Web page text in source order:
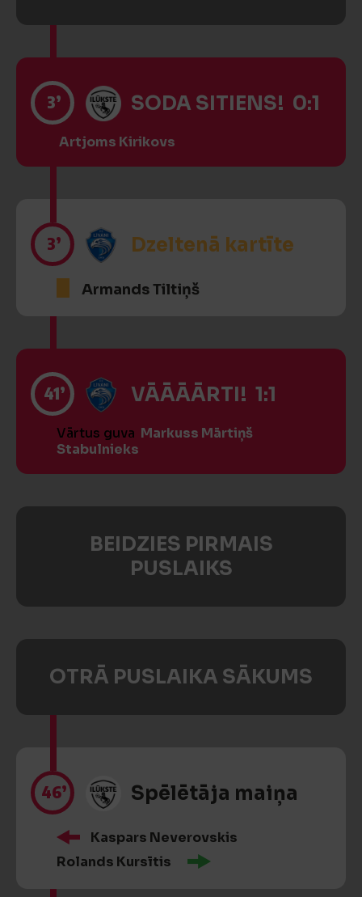
3’ SODA SITIENS! 0:1
Artjoms Kirikovs
3’ Dzeltenā kartīte
Armands Tiltiņš
41’ VĀĀĀĀRTI! 1:1
Vārtus guva Markuss Mārtiņš
Stabulnieks
BEIDZIES PIRMAIS
PUSLAIKS
OTRĀ PUSLAIKA SĀKUMS
46’ Spēlētāja maiņa
Kaspars Neverovskis
Rolands Kursītis